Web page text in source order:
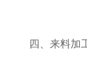
四、来料加工